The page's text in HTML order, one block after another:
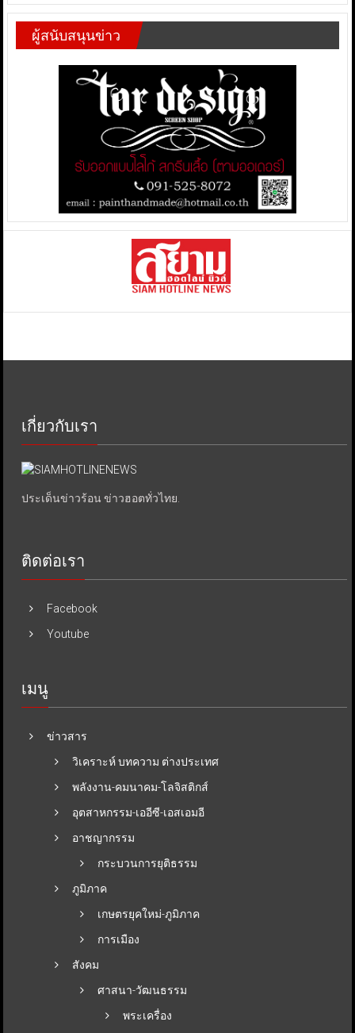
ผู้สนับสนุนข่าว
เกี่ยวกับเรา
ประเด็นข่าวร้อน ข่าวฮอตทั่วไทย.
ติดต่อเรา
Facebook
Youtube
เมนู
ข่าวสาร
วิเคราะห์ บทความ ต่างประเทศ
พลังงาน-คมนาคม-โลจิสติกส์
อุตสาหกรรม-เออีซี-เอสเอมอี
อาชญากรรม
กระบวนการยุติธรรม
ภูมิภาค
เกษตรยุคใหม่-ภูมิภาค
การเมือง
สังคม
ศาสนา-วัฒนธรรม
พระเครื่อง